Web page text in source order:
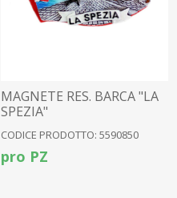
MAGNETE RES. BARCA "LA
SPEZIA"
CODICE PRODOTTO: 5590850
pro PZ